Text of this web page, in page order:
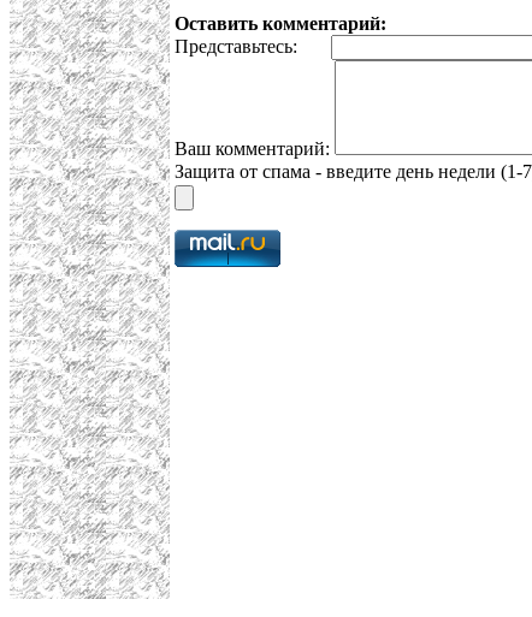
Оставить комментарий:
Представьтесь:
Ваш комментарий:
Защита от спама - введите день недели (1-